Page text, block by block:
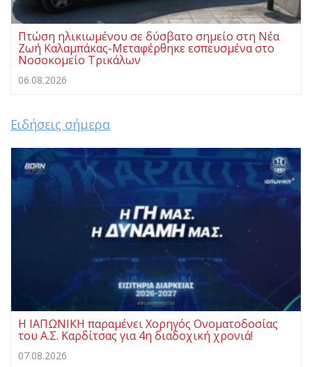
Πτώση ηλικιωμένου σε δύσβατο σημείο στη Νέα
Ζωή Καλαμπάκας-Μεταφέρθηκε εσπευσμένα στο
Νοσοκομείο Τρικάλων
06.08.2026
Ειδήσεις σήμερα
Η ΙΑΠΩΝΙΚΗ παραμένει Χορηγός Ονοματοδοσίας
του Α.Σ. Καρδίτσας για 4η διαδοχική χρονιά!
07.08.2026